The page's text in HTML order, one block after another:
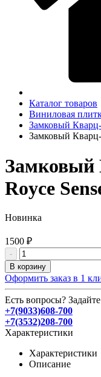
Каталог товаров
Виниловая
Замковый
Замковый
Замковый
Royce
Новинка
1500 ₽
-
В корзину
Оформить заказ в 1
Есть вопросы?
+7(9033)608-700
+7(3532)208-700
Характеристики
Характеристики
Описание